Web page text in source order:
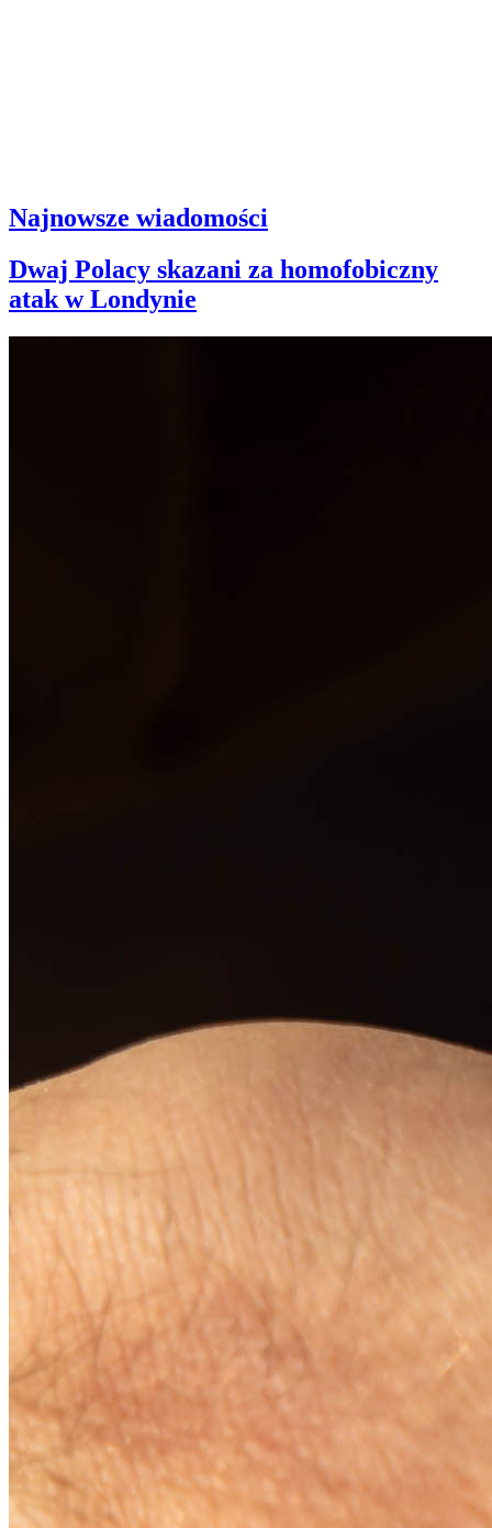
Najnowsze wiadomości
Dwaj Polacy skazani za homofobiczny
atak w Londynie